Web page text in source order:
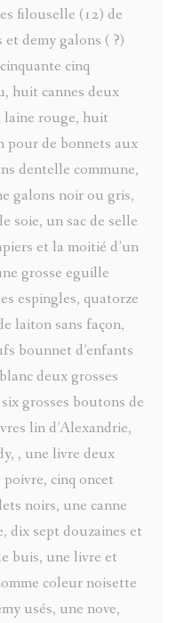
COLMAR
filouselle (12) de
demy galons ( ?)
cinq
huit cannes deux
laine rouge, huit
pour de bonnets aux
dentelle commune,
galons noir ou gris,
soie, un sac de selle
et la moitié d’un
grosse eguille
espingles, quatorze
laiton sans façon,
bounnet d’enfants
deux grosses
grosses boutons de
lin d’Alexandrie,
, une livre deux
cinq oncet
noirs, une canne
dix sept douzaines et
buis, une livre et
coleur noisette
usés, une nove,